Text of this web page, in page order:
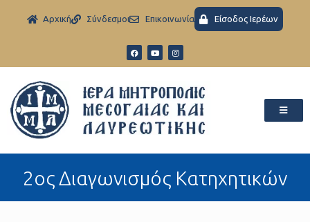
Aρχική Σύνδεσμοι Eπικοινωνία Είσοδος Ιερέων
2ος Διαγωνισμός Κατηχητικών